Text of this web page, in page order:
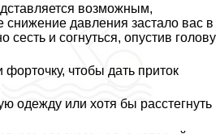
возможным,
снижение давления застало вас в
сесть и согнуться, опустив голову
форточку, чтобы дать приток
одежду или хотя бы расстегнуть